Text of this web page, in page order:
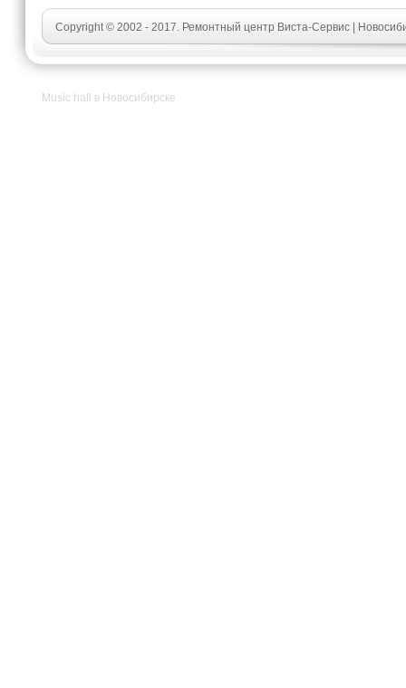
Copyright © 2002 - 2017. Ремонтный центр Виста-Сервис |
Music hall в Новосибирске